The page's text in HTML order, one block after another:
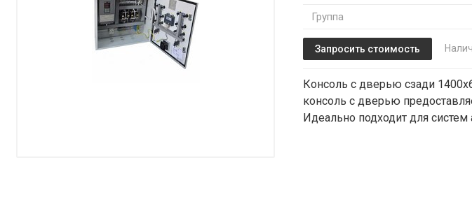
Расходные материалы
Группа
Запросить стоимость
Консоль с дверью сзади
консоль с дверью
Идеально подходит для